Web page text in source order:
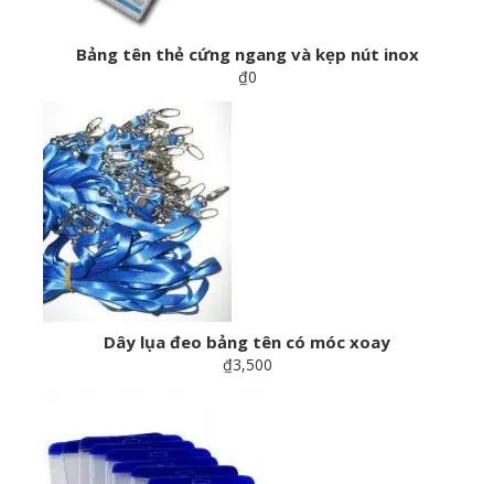
Bảng tên thẻ cứng ngang và kẹp nút inox
₫0
Dây lụa đeo bảng tên có móc xoay
₫3,500